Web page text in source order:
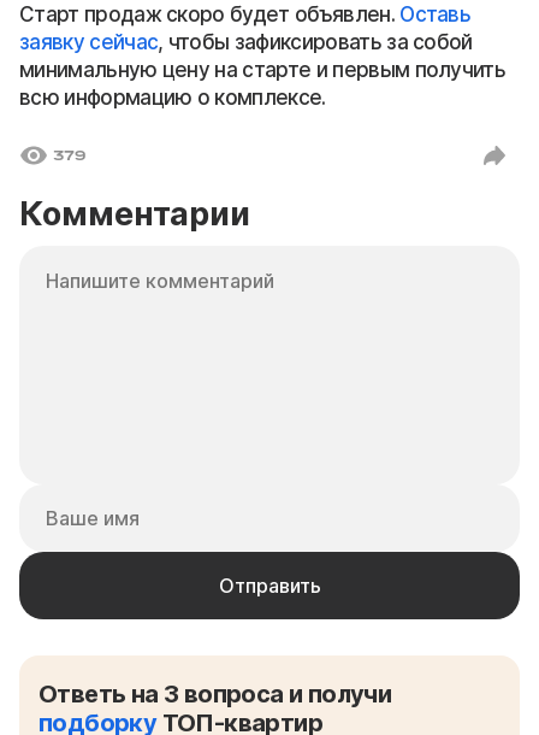
Старт продаж скоро будет объявлен. Оставь
заявку сейчас, чтобы зафиксировать за собой
минимальную цену на старте и первым получить
всю информацию о комплексе.
379
Комментарии
Ответь на 3 вопроса и получи
подборкуТОП-квартир